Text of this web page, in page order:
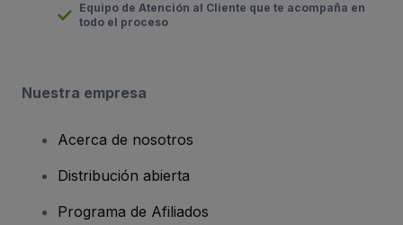
Equipo de Atención al Cliente que te acompaña en
todo el proceso
Nuestra empresa
Acerca de nosotros
Distribución abierta
Programa de Afiliados